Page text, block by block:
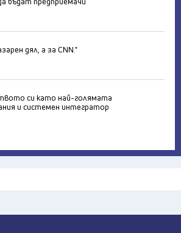
дял, а за CNN."
си като най-голямата
и системен интегратор